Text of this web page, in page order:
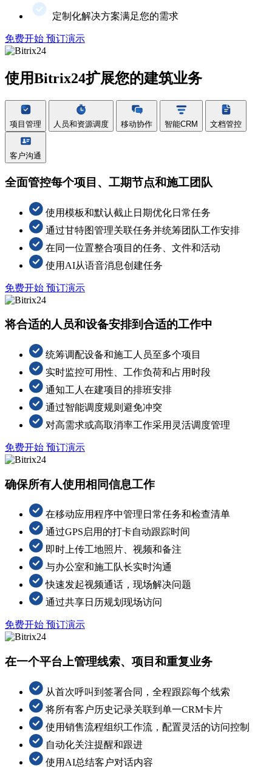
定制化解决方案满足您的需求
免费开始 预订演示
使用Bitrix24扩展您的建筑业务
项目管理 人员和资源调度 移动协作 智能CRM 文档管控
客户沟通
全面管控每个项目、工期节点和施工团队
使用模板和默认截止日期优化日常任务
通过甘特图管理关联任务并统筹团队工作安排
在同一位置整合项目的任务、文件和活动
使用AI从语音消息创建任务
免费开始 预订演示
将合适的人员和设备安排到合适的工作中
统筹调配设备和施工人员至多个项目
实时监控可用性、工作负荷和占用时段
通知工人在建项目的排班安排
通过智能调度规则避免冲突
对高需求或高取消率工作采用灵活调度管理
免费开始 预订演示
确保所有人使用相同信息工作
在移动应用程序中管理日常任务和检查清单
通过GPS启用的打卡自动跟踪时间
即时上传工地照片、视频和备注
与办公室和施工队长实时沟通
快速发起视频通话，现场解决问题
通过共享日历规划现场访问
免费开始 预订演示
在一个平台上管理线索、项目和重复业务
从首次呼叫到签署合同，全程跟踪每个线索
将所有客户历史记录关联到单一CRM卡片
使用销售流程组织工作流，配置灵活的访问控制
自动化关注提醒和跟进
使用AI总结客户对话内容